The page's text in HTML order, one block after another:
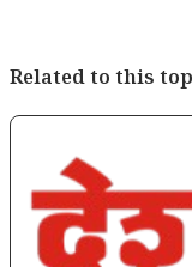
Related to this